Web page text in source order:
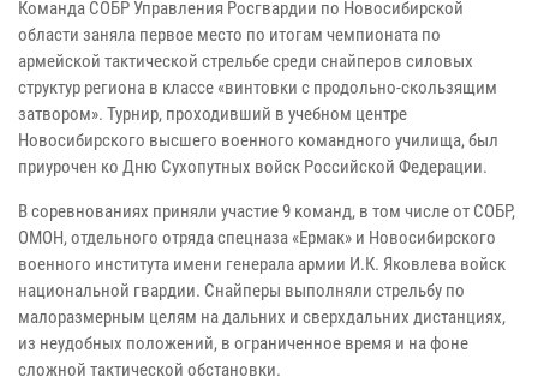
Команда СОБР Управления Росгвардии по Новосибирской
области заняла первое место по итогам чемпионата по
армейской тактической стрельбе среди снайперов силовых
структур региона в классе «винтовки с продольно-скользящим
затвором». Турнир, проходивший в учебном центре
Новосибирского высшего военного командного училища, был
приурочен ко Дню Сухопутных войск Российской Федерации.
В соревнованиях приняли участие 9 команд, в том числе от СОБР,
ОМОН, отдельного отряда спецназа «Ермак» и Новосибирского
военного института имени генерала армии И.К. Яковлева войск
национальной гвардии. Снайперы выполняли стрельбу по
малоразмерным целям на дальних и сверхдальних дистанциях,
из неудобных положений, в ограниченное время и на фоне
сложной тактической обстановки.